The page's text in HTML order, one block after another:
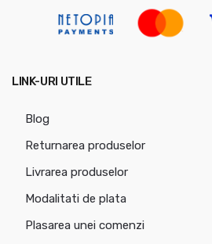
LINK-URI UTILE
Blog
Returnarea produselor
Livrarea produselor
Modalitati de plata
Plasarea unei comenzi